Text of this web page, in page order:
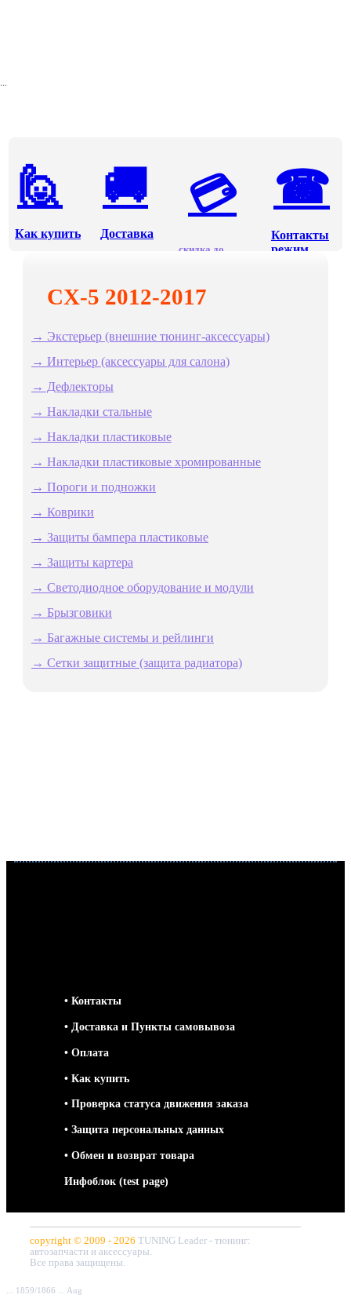
🙋
Как купить
🚚
Доставка
скидка до ...
💳 ☎
Контакты
режим
CX-5 2012-2017
→ Экстерьер (внешние тюнинг-аксессуары)
→ Интерьер (аксессуары для салона)
→ Дефлекторы
→ Накладки стальные
→ Накладки пластиковые
→ Накладки пластиковые хромированные
→ Пороги и подножки
→ Коврики
→ Защиты бампера пластиковые
→ Защиты картера
→ Светодиодное оборудование и модули
→ Брызговики
→ Багажные системы и рейлинги
→ Сетки защитные (защита радиатора)
• Контакты
• Доставка и Пункты самовывоза
• Оплата
• Как купить
• Проверка статуса движения заказа
• Защита персональных данных
• Обмен и возврат товара
Инфоблок (test page)
copyright © 2009 - 2026 TUNING Leader - тюнинг:
автозапчасти и аксессуары.
Все права защищены.
... 1859/1866 ... Aug